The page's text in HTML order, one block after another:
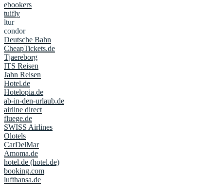
ebookers
tuifly
ltur
condor
Deutsche Bahn
CheapTickets.de
Tjaereborg
ITS Reisen
Jahn Reisen
Hotel.de
Hotelopia.de
ab-in-den-urlaub.de
airline direct
fluege.de
SWISS Airlines
Olotels
CarDelMar
Amoma.de
hotel.de (hotel.de)
booking.com
lufthansa.de